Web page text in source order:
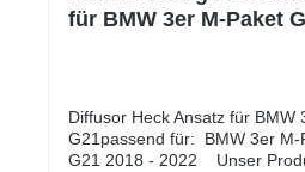
für BMW 3er M-Paket
Diffusor Heck Ansatz für BMW
G21passend für: BMW 3er M-
G21 2018 - 2022 Unser